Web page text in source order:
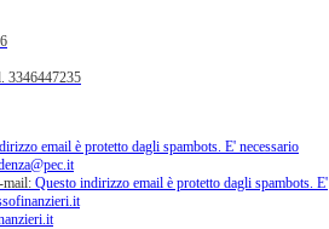
3346447235
email è protetto dagli spambots. E' necessario
Questo indirizzo email è protetto dagli spambots. E'